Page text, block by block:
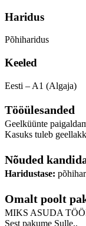
Haridus
Põhiharidus
Keeled
Eesti – A1 (Algaja)
Tööülesanded
Geelküünte
Kasuks tuleb
Nõuded
Haridustase:
Omalt poolt
MIKS ASUDA
Sest pakume Sulle..